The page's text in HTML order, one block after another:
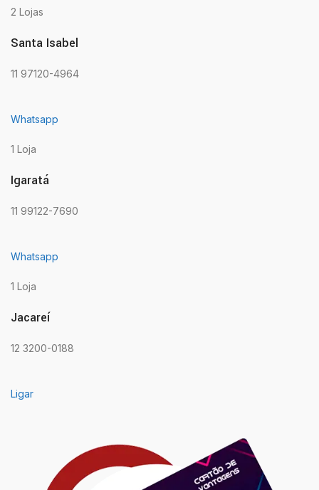
2 Lojas
Santa Isabel
11 97120-4964
Whatsapp
1 Loja
Igaratá
11 99122-7690
Whatsapp
1 Loja
Jacareí
12 3200-0188
Ligar